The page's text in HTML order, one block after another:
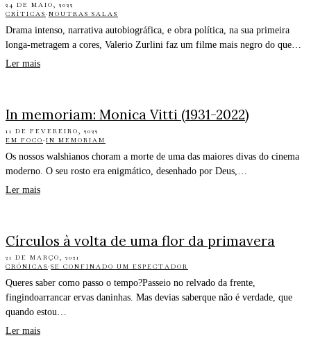
24 DE MAIO, 2022
CRÍTICAS·NOUTRAS SALAS
Drama intenso, narrativa autobiográfica, e obra política, na sua primeira
longa-metragem a cores, Valerio Zurlini faz um filme mais negro do que…
Ler mais
In memoriam: Monica Vitti (1931-2022)
11 DE FEVEREIRO, 2022
EM FOCO·IN MEMORIAM
Os nossos walshianos choram a morte de uma das maiores divas do cinema
moderno. O seu rosto era enigmático, desenhado por Deus,…
Ler mais
Círculos à volta de uma flor da primavera
21 DE MARÇO, 2021
CRÓNICAS·SE CONFINADO UM ESPECTADOR
Queres saber como passo o tempo?Passeio no relvado da frente,
fingindoarrancar ervas daninhas. Mas devias saberque não é verdade, que
quando estou…
Ler mais